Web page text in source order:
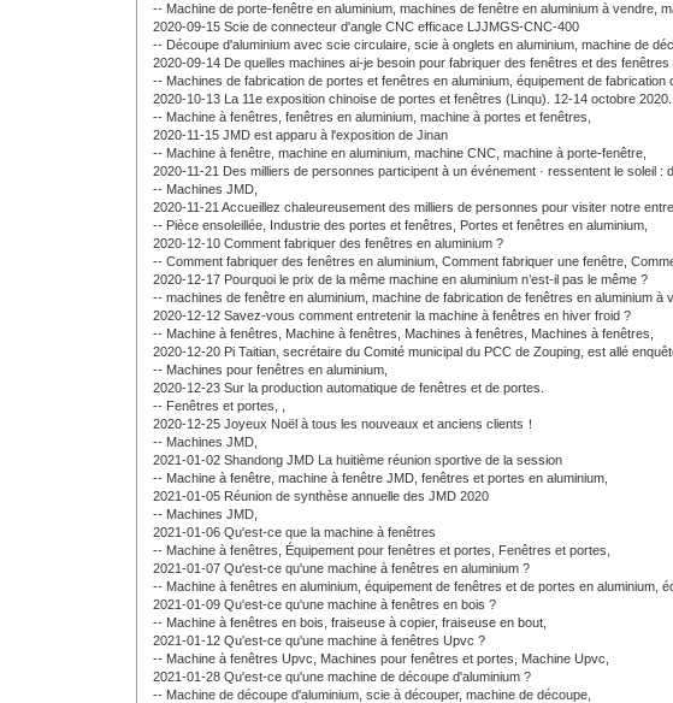
-- Machine de porte-fenêtre en aluminium, machines de fenêtre en aluminium à vendre,
2020-09-15 Scie de connecteur d'angle CNC efficace LJJMGS-CNC-400
-- Découpe d'aluminium avec scie circulaire, scie à onglets en aluminium, machine de
2020-09-14 De quelles machines ai-je besoin pour fabriquer des fenêtres et des
-- Machines de fabrication de portes et fenêtres en aluminium, équipement de fabrication
2020-10-13 La 11e exposition chinoise de portes et fenêtres (Linqu). 12-14 octobre 2020.
-- Machine à fenêtres, fenêtres en aluminium, machine à portes et fenêtres,
2020-11-15 JMD est apparu à l'exposition de Jinan
-- Machine à fenêtre, machine en aluminium, machine CNC, machine à porte-fenêtre,
2020-11-21 Des milliers de personnes participent à un événement · ressentent le soleil :
-- Machines JMD,
2020-11-21 Accueillez chaleureusement des milliers de personnes pour visiter notre
-- Pièce ensoleillée, Industrie des portes et fenêtres, Portes et fenêtres en aluminium,
2020-12-10 Comment fabriquer des fenêtres en aluminium ?
-- Comment fabriquer des fenêtres en aluminium, Comment fabriquer une fenêtre,
2020-12-17 Pourquoi le prix de la même machine en aluminium n’est-il pas le même ?
-- machines de fenêtre en aluminium, machine de fabrication de fenêtres en aluminium à
2020-12-12 Savez-vous comment entretenir la machine à fenêtres en hiver froid ?
-- Machine à fenêtres, Machine à fenêtres, Machines à fenêtres, Machines à fenêtres,
2020-12-20 Pi Taitian, secrétaire du Comité municipal du PCC de Zouping, est allé
-- Machines pour fenêtres en aluminium,
2020-12-23 Sur la production automatique de fenêtres et de portes.
-- Fenêtres et portes,
2020-12-25 Joyeux Noël à tous les nouveaux et anciens clients！
-- Machines JMD,
2021-01-02 Shandong JMD La huitième réunion sportive de la session
-- Machine à fenêtre, machine à fenêtre JMD, fenêtres et portes en aluminium,
2021-01-05 Réunion de synthèse annuelle des JMD 2020
-- Machines JMD,
2021-01-06 Qu'est-ce que la machine à fenêtres
-- Machine à fenêtres, Équipement pour fenêtres et portes, Fenêtres et portes,
2021-01-07 Qu'est-ce qu'une machine à fenêtres en aluminium ?
-- Machine à fenêtres en aluminium, équipement de fenêtres et de portes en aluminium,
2021-01-09 Qu'est-ce qu'une machine à fenêtres en bois ?
-- Machine à fenêtres en bois, fraiseuse à copier, fraiseuse en bout,
2021-01-12 Qu'est-ce qu'une machine à fenêtres Upvc ?
-- Machine à fenêtres Upvc, Machines pour fenêtres et portes, Machine Upvc,
2021-01-28 Qu'est-ce qu'une machine de découpe d'aluminium ?
-- Machine de découpe d'aluminium, scie à découper, machine de découpe,